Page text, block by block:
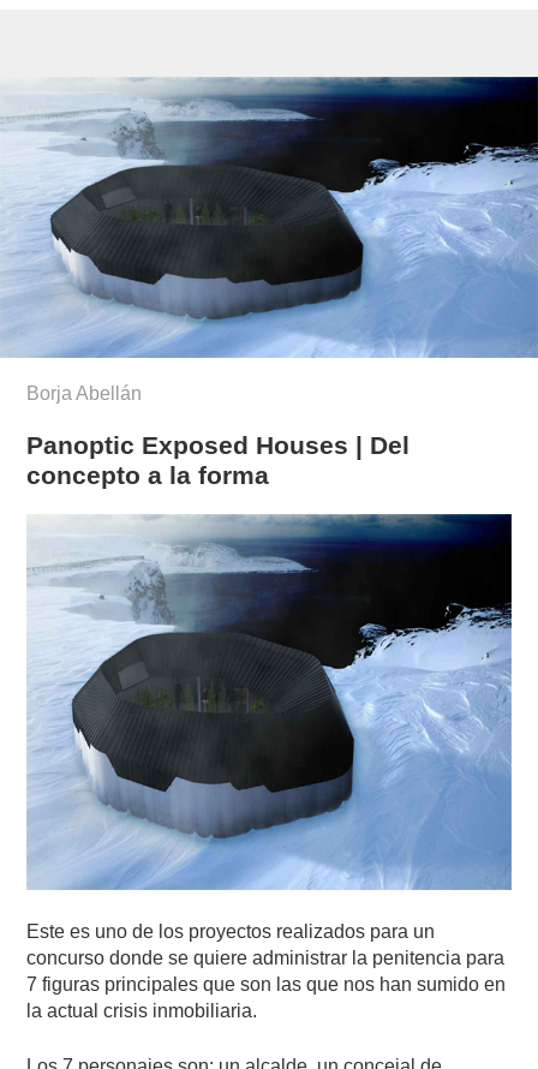
Borja Abellán
Panoptic Exposed Houses | Del
concepto a la forma
Este es uno de los proyectos realizados para un
concurso donde se quiere administrar la penitencia para
7 figuras principales que son las que nos han sumido en
la actual crisis inmobiliaria.